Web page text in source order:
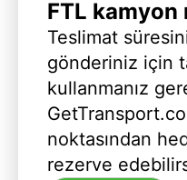
FTL kamyon
Teslimat
gönderiniz için
kullanmanız
noktasından
rezerve